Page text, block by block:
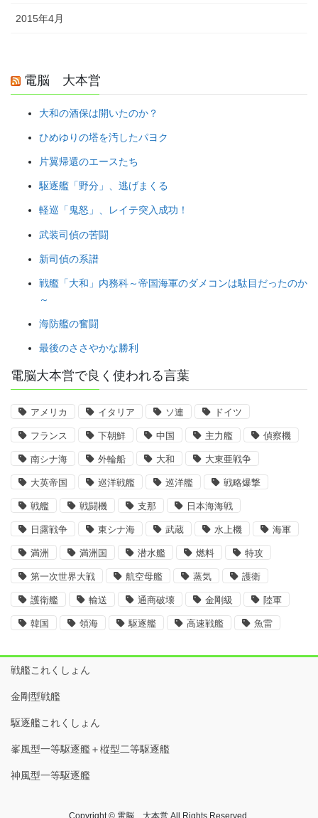
2015年4月
電脳 大本営
大和の酒保は開いたのか？
ひめゆりの塔を汚したパヨク
片翼帰還のエースたち
駆逐艦「野分」、逃げまくる
軽巡「鬼怒」、レイテ突入成功！
武装司偵の苦闘
新司偵の系譜
戦艦「大和」内務科～帝国海軍のダメコンは駄目だったのか
～
海防艦の奮闘
最後のささやかな勝利
電脳大本営で良く使われる言葉
アメリカ イタリア ソ連 ドイツ
フランス 下朝鮮 中国 主力艦 偵察機
南シナ海 外輪船 大和 大東亜戦争
大英帝国 巡洋戦艦 巡洋艦 戦略爆撃
戦艦 戦闘機 支那 日本海海戦
日露戦争 東シナ海 武蔵 水上機 海軍
満洲 満洲国 潜水艦 燃料 特攻
第一次世界大戦 航空母艦 蒸気 護衛
護衛艦 輸送 通商破壊 金剛級 陸軍
韓国 領海 駆逐艦 高速戦艦 魚雷
戦艦これくしょん
金剛型戦艦
駆逐艦これくしょん
峯風型一等駆逐艦＋樅型二等駆逐艦
神風型一等駆逐艦
Copyright © 電脳 大本営 All Rights Reserved.